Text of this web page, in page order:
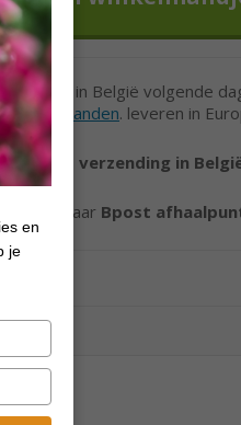
en
je
besteld in België volgende
andere landen. leveren in
gratis verzending in
naar Bpost